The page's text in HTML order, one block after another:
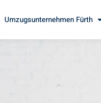
Umzugsunternehmen Fürth